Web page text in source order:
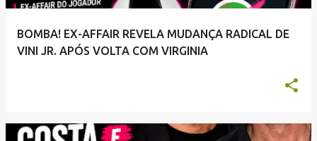
BOMBA! EX-AFFAIR REVELA MUDANÇA RADICAL DE
VINI JR. APÓS VOLTA COM VIRGINIA